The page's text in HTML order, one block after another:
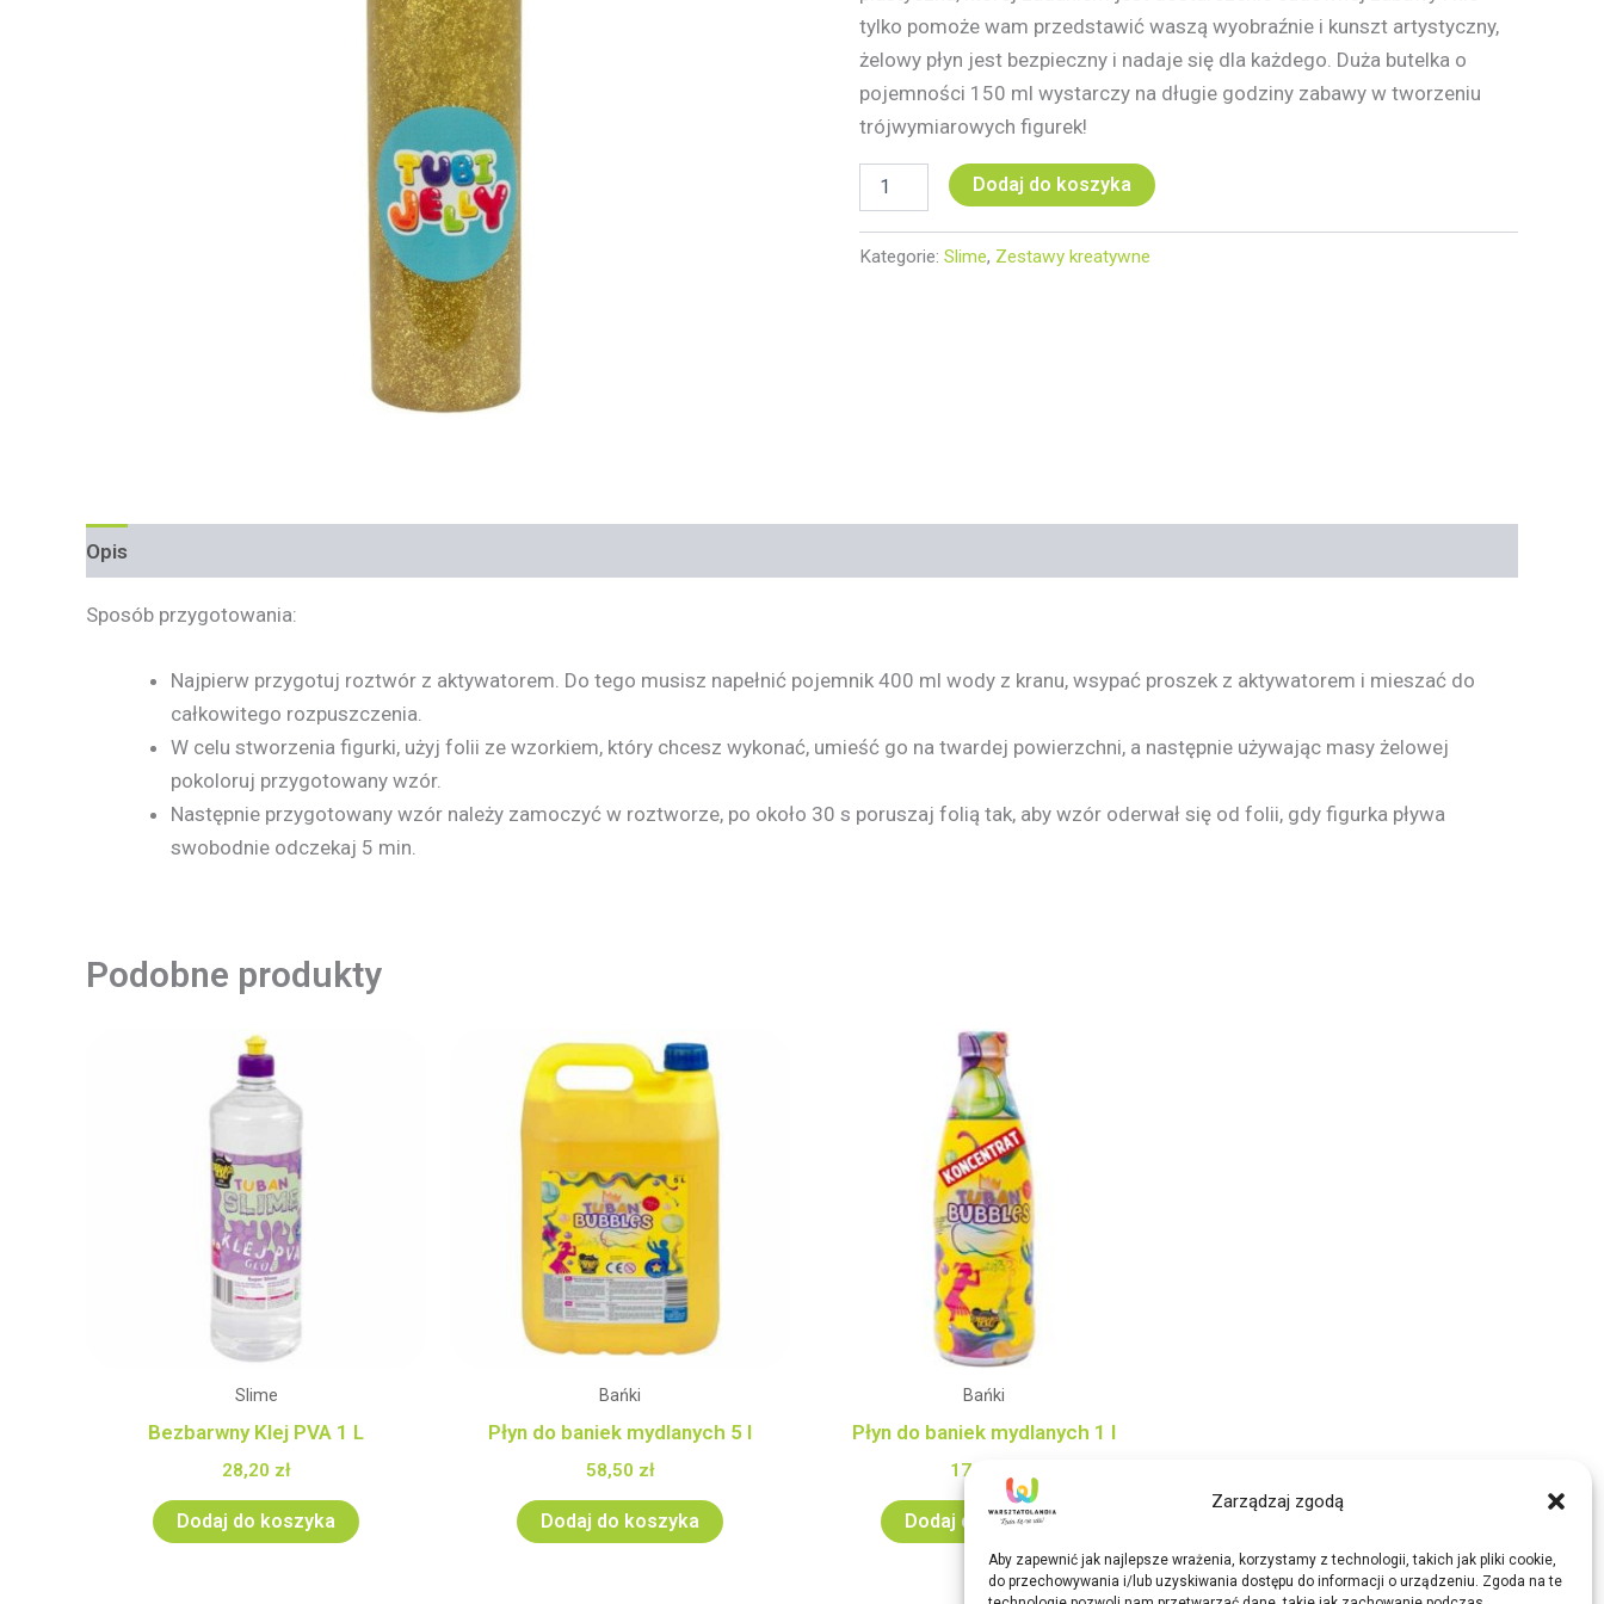
Zarządzaj zgodą
Aby zapewnić jak najlepsze wrażenia, korzystamy z technologii, takich jak pliki cookie,
do przechowywania i/lub uzyskiwania dostępu do informacji o urządzeniu. Zgoda na te
tylko pomoże wam przedstawić waszą wyobraźnie i kunszt artystyczny,
żelowy płyn jest bezpieczny i nadaje się dla każdego. Duża butelka o
pojemności 150 ml wystarczy na długie godziny zabawy w tworzeniu
trójwymiarowych figurek!
Dodaj do koszyka
Kategorie: Slime, Zestawy kreatywne
Opis
Sposób przygotowania:
Najpierw przygotuj roztwór z aktywatorem. Do tego musisz napełnić pojemnik 400 ml wody z kranu, wsypać proszek z aktywatorem i mieszać do
całkowitego rozpuszczenia.
W celu stworzenia figurki, użyj folii ze wzorkiem, który chcesz wykonać, umieść go na twardej powierzchni, a następnie używając masy żelowej
pokoloruj przygotowany wzór.
Następnie przygotowany wzór należy zamoczyć w roztworze, po około 30 s poruszaj folią tak, aby wzór oderwał się od folii, gdy figurka pływa
swobodnie odczekaj 5 min.
Podobne produkty
Slime
Bezbarwny Klej PVA 1 L
28,20 zł
Dodaj do koszyka
Bańki
Płyn do baniek mydlanych 5 l
58,50 zł
Dodaj do koszyka
Bańki
Płyn do baniek mydlanych 1 l
17,50
Dodaj do koszyka